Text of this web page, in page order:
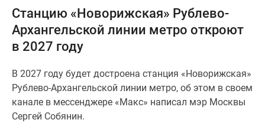
новостройки
Новостройки
карте
предложения
Коммерческие
помещения
Продавцы
Станцию «Новорижская» Рублево-
Архангельской линии метро откроют
в 2027 году
В 2027 году будет достроена станция «Новорижская»
Рублево-Архангельской линии метро, об этом в своем
канале в мессенджере «Макс» написал мэр Москвы
Сергей Собянин.